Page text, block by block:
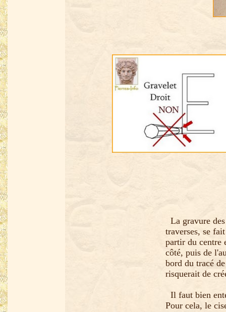
La gravure
traverses, se
partir du centre
côté, puis de
bord du tracé
risquerait de
Il faut bien
Pour cela, le